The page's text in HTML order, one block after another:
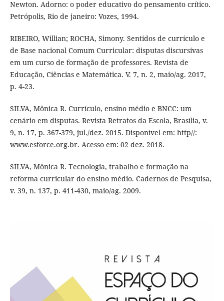
Newton. Adorno: o poder educativo do pensamento crítico.
Petrópolis, Rio de janeiro: Vozes, 1994.
RIBEIRO, Willian; ROCHA, Simony. Sentidos de currículo e
de Base nacional Comum Curricular: disputas discursivas
em um curso de formação de professores. Revista de
Educação, Ciências e Matemática. V. 7, n. 2, maio/ag. 2017,
p. 4-23.
SILVA, Mônica R. Currículo, ensino médio e BNCC: um
cenário em disputas. Revista Retratos da Escola, Brasília, v.
9, n. 17, p. 367-379, jul./dez. 2015. Disponível em: http//:
www.esforce.org.br. Acesso em: 02 dez. 2018.
SILVA, Mônica R. Tecnologia, trabalho e formação na
reforma curricular do ensino médio. Cadernos de Pesquisa,
v. 39, n. 137, p. 411-430, maio/ag. 2009.